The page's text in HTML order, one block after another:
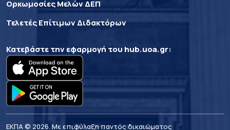
Ορκωμοσίες Μελών ΔΕΠ
Τελετές Επίτιμων Διδακτόρων
Κατεβάστε την εφαρμογή του hub.uoa.gr:
ΕΚΠΑ © 2026. Με επιφύλαξη παντός δικαιώματος